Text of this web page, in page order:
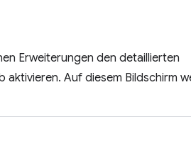
Erweiterungen den detaillierten
Auf diesem Bildschirm